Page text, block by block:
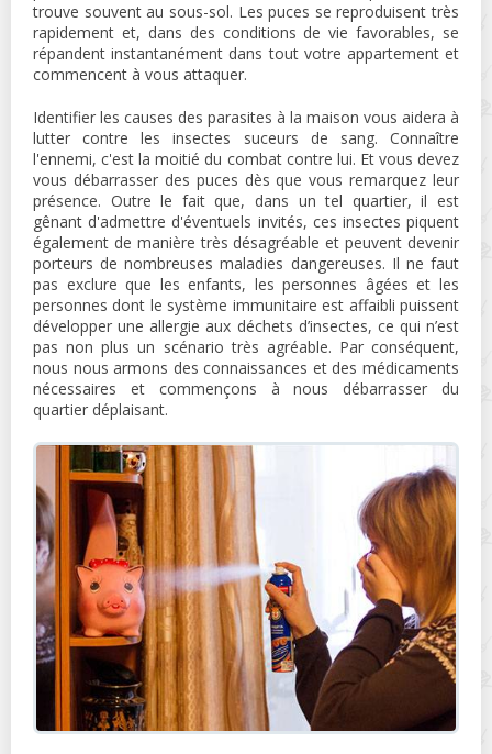
trouve souvent au sous-sol. Les puces se reproduisent très
rapidement et, dans des conditions de vie favorables, se
répandent instantanément dans tout votre appartement et
commencent à vous attaquer.
Identifier les causes des parasites à la maison vous aidera à
lutter contre les insectes suceurs de sang. Connaître
l'ennemi, c'est la moitié du combat contre lui. Et vous devez
vous débarrasser des puces dès que vous remarquez leur
présence. Outre le fait que, dans un tel quartier, il est
gênant d'admettre d'éventuels invités, ces insectes piquent
également de manière très désagréable et peuvent devenir
porteurs de nombreuses maladies dangereuses. Il ne faut
pas exclure que les enfants, les personnes âgées et les
personnes dont le système immunitaire est affaibli puissent
développer une allergie aux déchets d’insectes, ce qui n’est
pas non plus un scénario très agréable. Par conséquent,
nous nous armons des connaissances et des médicaments
nécessaires et commençons à nous débarrasser du
quartier déplaisant.